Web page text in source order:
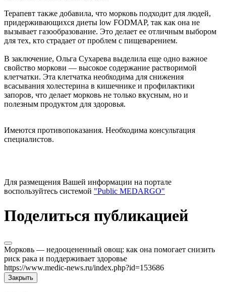
Терапевт также добавила, что морковь подходит для людей,
придерживающихся диеты low FODMAP, так как она не
вызывает газообразование. Это делает ее отличным выбором
для тех, кто страдает от проблем с пищеварением.
В заключение, Ольга Сухарева выделила еще одно важное
свойство моркови — высокое содержание растворимой
клетчатки. Эта клетчатка необходима для снижения
всасывания холестерина в кишечнике и профилактики
запоров, что делает морковь не только вкусным, но и
полезным продуктом для здоровья.
Имеются противопоказания. Необходима консультация
специалистов.
Для размещения Вашей информации на портале
воспользуйтесь системой "Public MEDARGO"
Поделиться публикацией
Морковь — недооцененный овощ: как она помогает снизить
риск рака и поддерживает здоровье
https://www.medic-news.ru/index.php?id=153686
Закрыть